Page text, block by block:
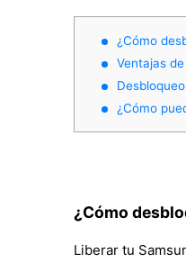
¿Cómo
Ventajas
¿Cómo
¿Cómo
Liberar tu